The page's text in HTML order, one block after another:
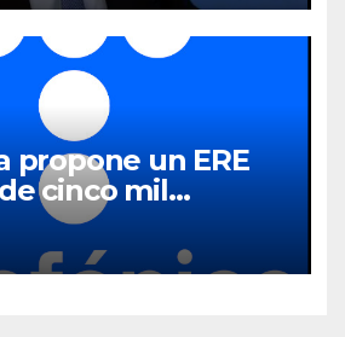
propone un ERE
cinco mil